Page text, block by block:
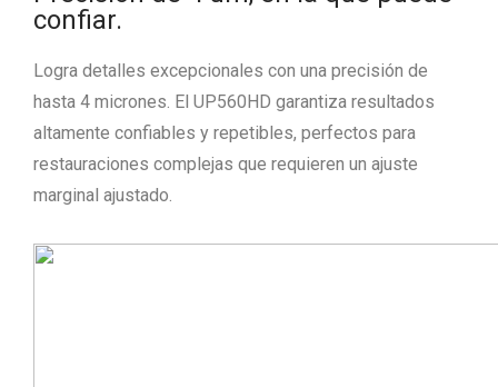
confiar.
Logra detalles excepcionales con una precisión de
hasta 4 micrones. El UP560HD garantiza resultados
altamente confiables y repetibles, perfectos para
restauraciones complejas que requieren un ajuste
marginal ajustado.